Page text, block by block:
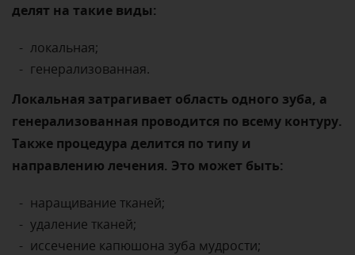
делят на такие виды:
локальная;
генерализованная.
Локальная затрагивает область одного зуба, а
генерализованная проводится по всему контуру.
Также процедура делится по типу и
направлению лечения. Это может быть:
наращивание тканей;
удаление тканей;
иссечение капюшона зуба мудрости;